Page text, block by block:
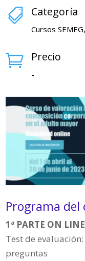
 Categoría
Cursos
 Precio
-
Programa del
1ª PARTE ON
Test de
preguntas